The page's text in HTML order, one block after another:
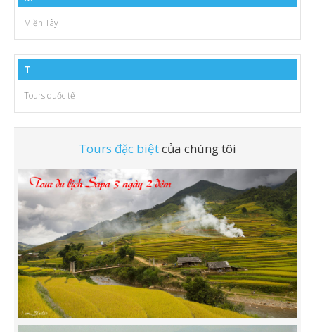
Miền Tây
T
Tours quốc tế
Tours đặc biệtcủa chúng tôi